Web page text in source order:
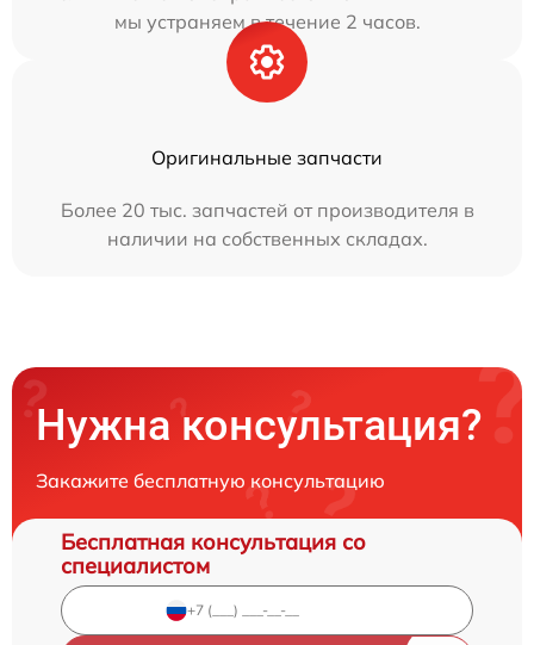
мы устраняем в течение 2 часов.
Оригинальные запчасти
Более 20 тыс. запчастей от производителя в
наличии на собственных складах.
Нужна консультация?
Закажите бесплатную консультацию
Бесплатная консультация со
специалистом